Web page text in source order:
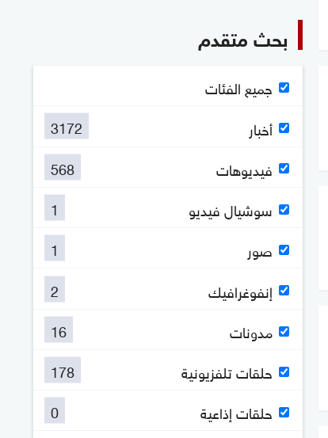
بحث متقدم
جميع الفئات
أخبار
3172
فيديوهات
568
سوشيال فيديو
1
صور
1
إنفوغرافيك
2
مدونات
16
حلقات تلفزيونية
178
حلقات إذاعية
0